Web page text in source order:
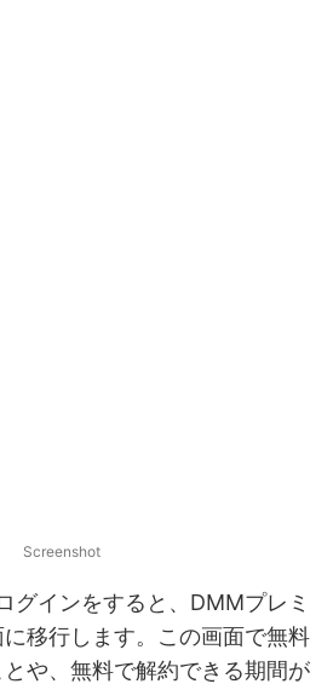
Screenshot
グインをすると、DMMプレミ
移行します。この画面で無料
とや、無料で解約できる期間が